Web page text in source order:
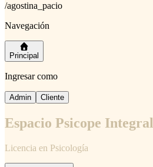
/agostina_pacio
Navegación
Principal
Ingresar como
Admin Cliente
Espacio Psicope Integral
Licencia en Psicología